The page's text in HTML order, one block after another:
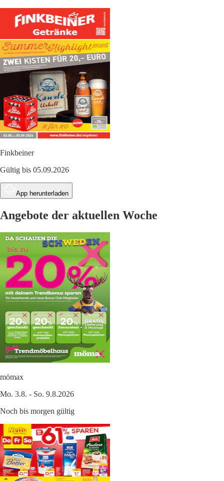
Finkbeiner
Gültig bis 05.09.2026
App herunterladen
Angebote der aktuellen Woche
mömax
Mo. 3.8. - So. 9.8.2026
Noch bis morgen gültig